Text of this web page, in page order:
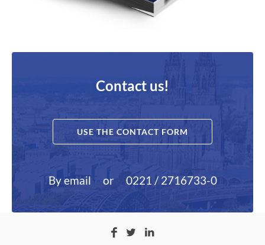
Contact us!
USE THE CONTACT FORM
By email or 0221 / 2716733-0